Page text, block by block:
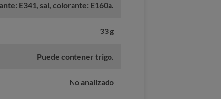
E341, sal, colorante: E160a.
33 g
Puede contener trigo.
No analizado